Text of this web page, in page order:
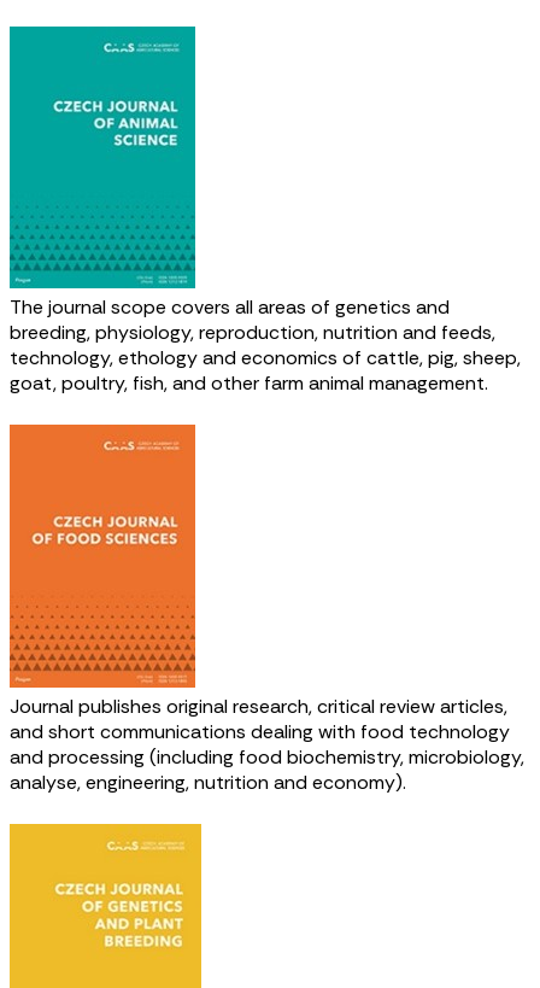
The journal scope covers all areas of genetics and
breeding, physiology, reproduction, nutrition and feeds,
technology, ethology and economics of cattle, pig, sheep,
goat, poultry, fish, and other farm animal management.
Journal publishes original research, critical review articles,
and short communications dealing with food technology
and processing (including food biochemistry, microbiology,
analyse, engineering, nutrition and economy).